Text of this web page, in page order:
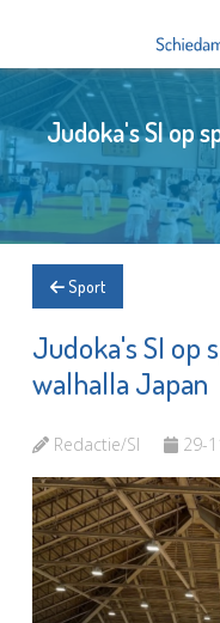
Judoka's SI op
Sport
Judoka's SI op
walhalla Japan
Redactie/SI 29-